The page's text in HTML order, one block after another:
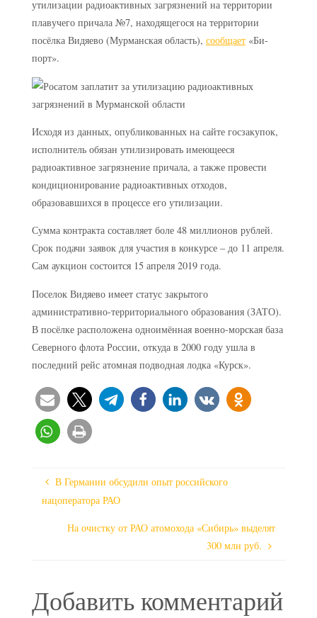
утилизации радиоактивных загрязнений на территории
плавучего причала №7, находящегося на территории
посёлка Видяево (Мурманская область), сообщает«Би-
порт».
Исходя из данных, опубликованных на сайте госзакупок,
исполнитель обязан утилизировать имеющееся
радиоактивное загрязнение причала, а также провести
кондиционирование радиоактивных отходов,
образовавшихся в процессе его утилизации.
Сумма контракта составляет боле 48 миллионов рублей.
Срок подачи заявок для участия в конкурсе – до 11 апреля.
Сам аукцион состоится 15 апреля 2019 года.
Поселок Видяево имеет статус закрытого
административно-территориального образования (ЗАТО).
В посёлке расположена одноимённая военно-морская база
Северного флота России, откуда в 2000 году ушла в
последний рейс атомная подводная лодка «Курск».
В Германии обсудили опыт российского
нацоператора РАО
На очистку от РАО атомохода «Сибирь» выделят
300 млн руб.
Добавить комментарий